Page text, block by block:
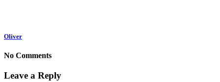
Oliver
No Comments
Leave a Reply